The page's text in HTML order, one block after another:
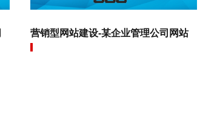
营销型网站建设-某企业管理公司网站